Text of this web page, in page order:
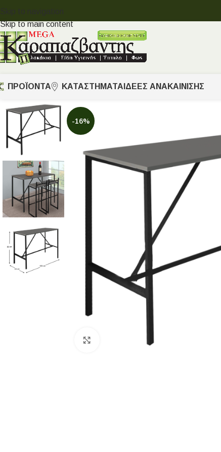
Skip to navigation
Skip to main content
ΠΡΟΪΟΝΤΑ ΚΑΤΑΣΤΗΜΑΤΑ ΙΔΈΕΣ ΑΝΑΚΑΊΝΙΣΗΣ
-16%
Κλικ για μεγέθυνση